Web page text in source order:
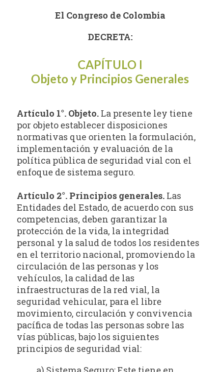
El Congreso de Colombia
DECRETA:
CAPÍTULO I
Objeto y Principios Generales
Artículo 1°. Objeto. La presente ley tiene
por objeto establecer disposiciones
normativas que orienten la formulación,
implementación y evaluación de la
política pública de seguridad vial con el
enfoque de sistema seguro.
Artículo 2°. Principios generales. Las
Entidades del Estado, de acuerdo con sus
competencias, deben garantizar la
protección de la vida, la integridad
personal y la salud de todos los residentes
en el territorio nacional, promoviendo la
circulación de las personas y los
vehículos, la calidad de las
infraestructuras de la red vial, la
seguridad vehicular, para el libre
movimiento, circulación y convivencia
pacífica de todas las personas sobre las
vías públicas, bajo los siguientes
principios de seguridad vial: